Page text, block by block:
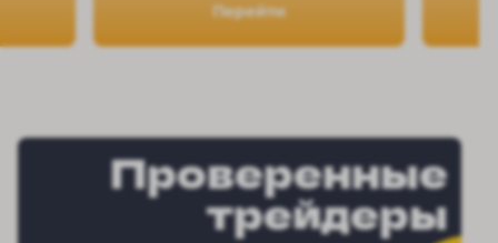
Перейти
Проверенные
трейдеры